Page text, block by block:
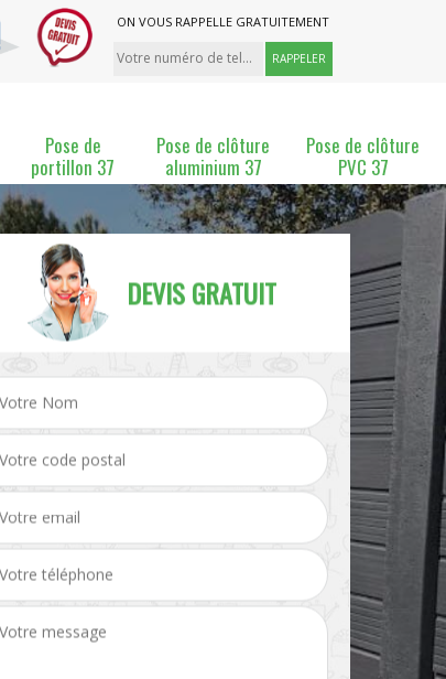
ON VOUS RAPPELLE GRATUITEMENT
Pose de
portillon 37
Pose de clôture
aluminium 37
Pose de clôture
PVC 37
Pose et changement de Pose de grillage 37
DEVIS GRATUIT